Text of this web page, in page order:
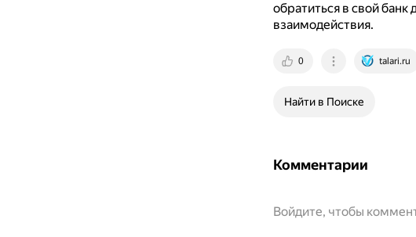
обратиться в свой
взаимодействия.
0 talari.ru
Найти в Поиске
Комментарии
Войдите, чтобы